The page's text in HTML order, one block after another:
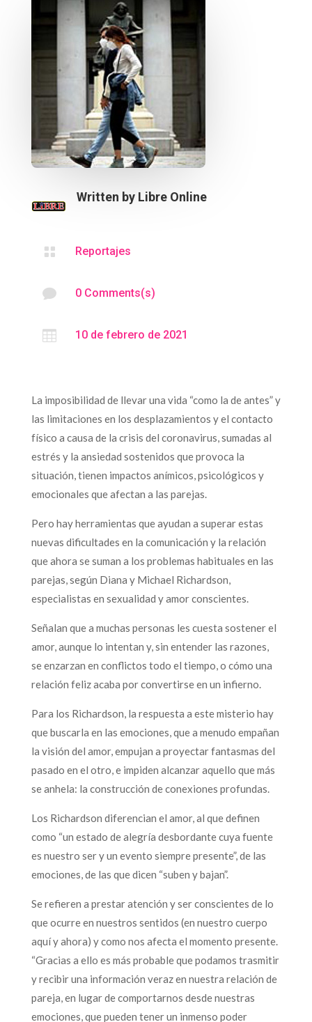
Written by Libre Online
 Reportajes
 0 Comments(s)
 10 de febrero de 2021
La imposibilidad de llevar una vida “como la de antes” y
las limitaciones en los desplazamientos y el contacto
físico a causa de la crisis del coronavirus, sumadas al
estrés y la ansiedad sostenidos que provoca la
situación, tienen impactos anímicos, psicológicos y
emocionales que afectan a las parejas.
Pero hay herramientas que ayudan a superar estas
nuevas dificultades en la comunicación y la relación
que ahora se suman a los problemas habituales en las
parejas, según Diana y Michael Richardson,
especialistas en sexualidad y amor conscientes.
Señalan que a muchas personas les cuesta sostener el
amor, aunque lo intentan y, sin entender las razones,
se enzarzan en conflictos todo el tiempo, o cómo una
relación feliz acaba por convertirse en un infierno.
Para los Richardson, la respuesta a este misterio hay
que buscarla en las emociones, que a menudo empañan
la visión del amor, empujan a proyectar fantasmas del
pasado en el otro, e impiden alcanzar aquello que más
se anhela: la construcción de conexiones profundas.
Los Richardson diferencian el amor, al que definen
como “un estado de alegría desbordante cuya fuente
es nuestro ser y un evento siempre presente”, de las
emociones, de las que dicen “suben y bajan”.
Se refieren a prestar atención y ser conscientes de lo
que ocurre en nuestros sentidos (en nuestro cuerpo
aquí y ahora) y como nos afecta el momento presente.
“Gracias a ello es más probable que podamos trasmitir
y recibir una información veraz en nuestra relación de
pareja, en lugar de comportarnos desde nuestras
emociones, que pueden tener un inmenso poder